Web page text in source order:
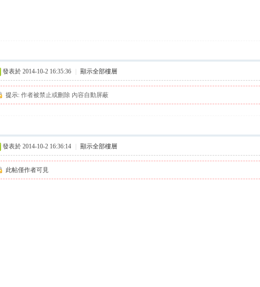
發表於 2014-10-2 16:35:36 顯示全部樓層
提示: 作者被禁止或刪除 內容自動屏蔽
發表於 2014-10-2 16:36:14 顯示全部樓層
此帖僅作者可見